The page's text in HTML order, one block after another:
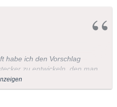
habe ich den Vorschlag
zu entwickeln, den man
kann. Neben der
erkennen, hätte es auch einen